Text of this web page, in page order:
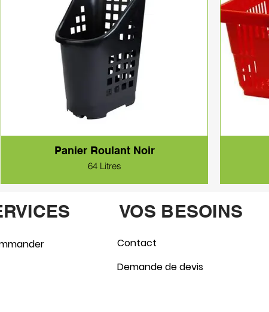
Panier Roulant Noir
64 Litres
VOS BESOINS
Contact
Demande de devis